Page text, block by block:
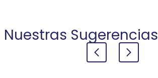
Nuestras Sugerencias